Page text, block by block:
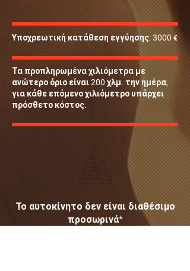
Υποχρεωτική κατάθεση εγγύησης: 3000 €‎
Τα προπληρωμένα χιλιόμετρα με
ανώτερο όριο είναι 200 χλμ. την ημέρα,
για κάθε επόμενο χιλιόμετρο υπάρχει
πρόσθετο κόστος.
Το αυτοκίνητο δεν είναι διαθέσιμο
προσωρινά*